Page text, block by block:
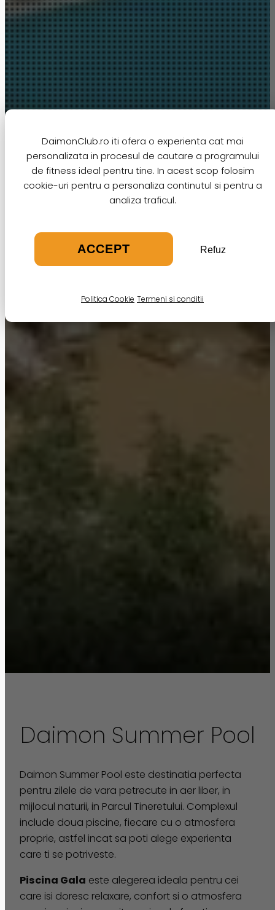
Daimon Summer Pool
Daimon Summer Pool este destinatia perfecta
pentru zilele de vara petrecute in aer liber, in
mijlocul naturii, in Parcul Tineretului. Complexul
include doua piscine, fiecare cu o atmosfera
proprie, astfel incat sa poti alege experienta
care ti se potriveste.
Piscina Gala este alegerea ideala pentru cei
care isi doresc relaxare, confort si o atmosfera
DaimonClub.ro iti ofera o experienta cat mai
personalizata in procesul de cautare a programului
de fitness ideal pentru tine. In acest scop folosim
cookie-uri pentru a personaliza continutul si pentru a
analiza traficul.
ACCEPT Refuz
Politica Cookie Termeni si conditii